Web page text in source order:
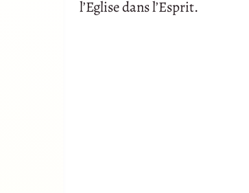
l’Eglise dans l’Esprit.